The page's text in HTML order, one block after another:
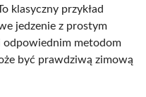
klasyczny przykład
jedzenie z prostym
odpowiednim metodom
być prawdziwą zimową